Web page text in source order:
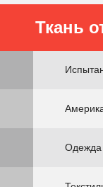
Ткань
Одежда